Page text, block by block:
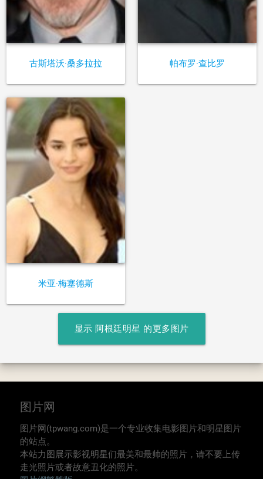
古斯塔沃·桑多拉拉 帕布罗·查比罗
米亚·梅塞德斯
显示 阿根廷明星 的更多图片
图片网
图片网(tpwang.com)是一个专业收集电影图片和明星图片
的站点。
本站力图展示影视明星们最美和最帅的照片，请不要上传
走光照片或者故意丑化的照片。